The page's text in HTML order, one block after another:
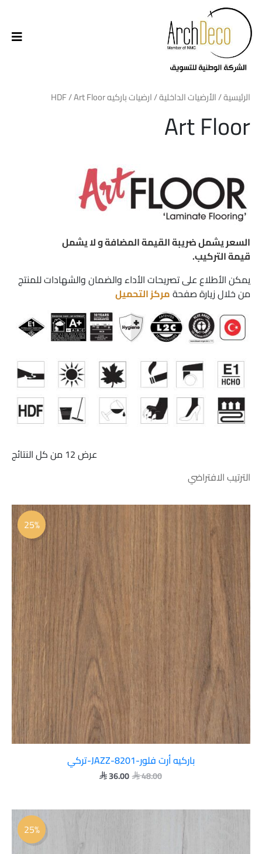
الرئيسية/الأرضيات الداخلية/ارضيات باركيه HDF/ Art Floor
Art Floor
السعر يشمل ضريبة القيمة المضافة و لا يشمل
قيمة التركيب.
يمكن الأطلاع على تصريحات الأداء والضمان والشهادات للمنتج
من خلال زيارة صفحةمركز التحميل
عرض ⁦12⁩ من كل النتائج
25%
باركيه أرت فلور-JAZZ-8201-تركي
48.00
السعر
36.00
السعر
الحالي
هو:
 36.00.
25%
السعر السعر
 36.00.